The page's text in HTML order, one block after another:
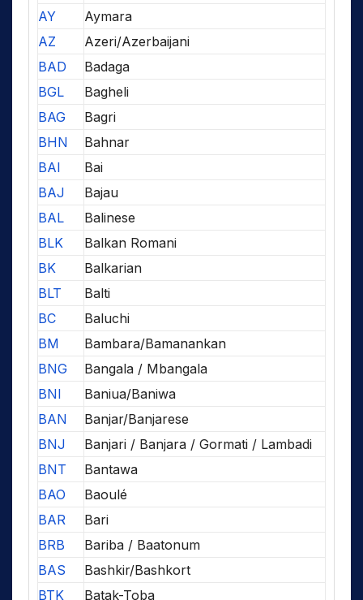
AY
Aymara
AZ
Azeri/Azerbaijani
BAD
Badaga
BGL
Bagheli
BAG
Bagri
BHN
Bahnar
BAI
Bai
BAJ
Bajau
BAL
Balinese
BLK
Balkan Romani
BK
Balkarian
BLT
Balti
BC
Baluchi
BM
Bambara/Bamanankan
BNG
Bangala / Mbangala
BNI
Baniua/Baniwa
BAN
Banjar/Banjarese
BNJ
Banjari / Banjara / Gormati / Lambadi
BNT
Bantawa
BAO
Baoulé
BAR
Bari
BRB
Bariba / Baatonum
BAS
Bashkir/Bashkort
BTK
Batak-Toba